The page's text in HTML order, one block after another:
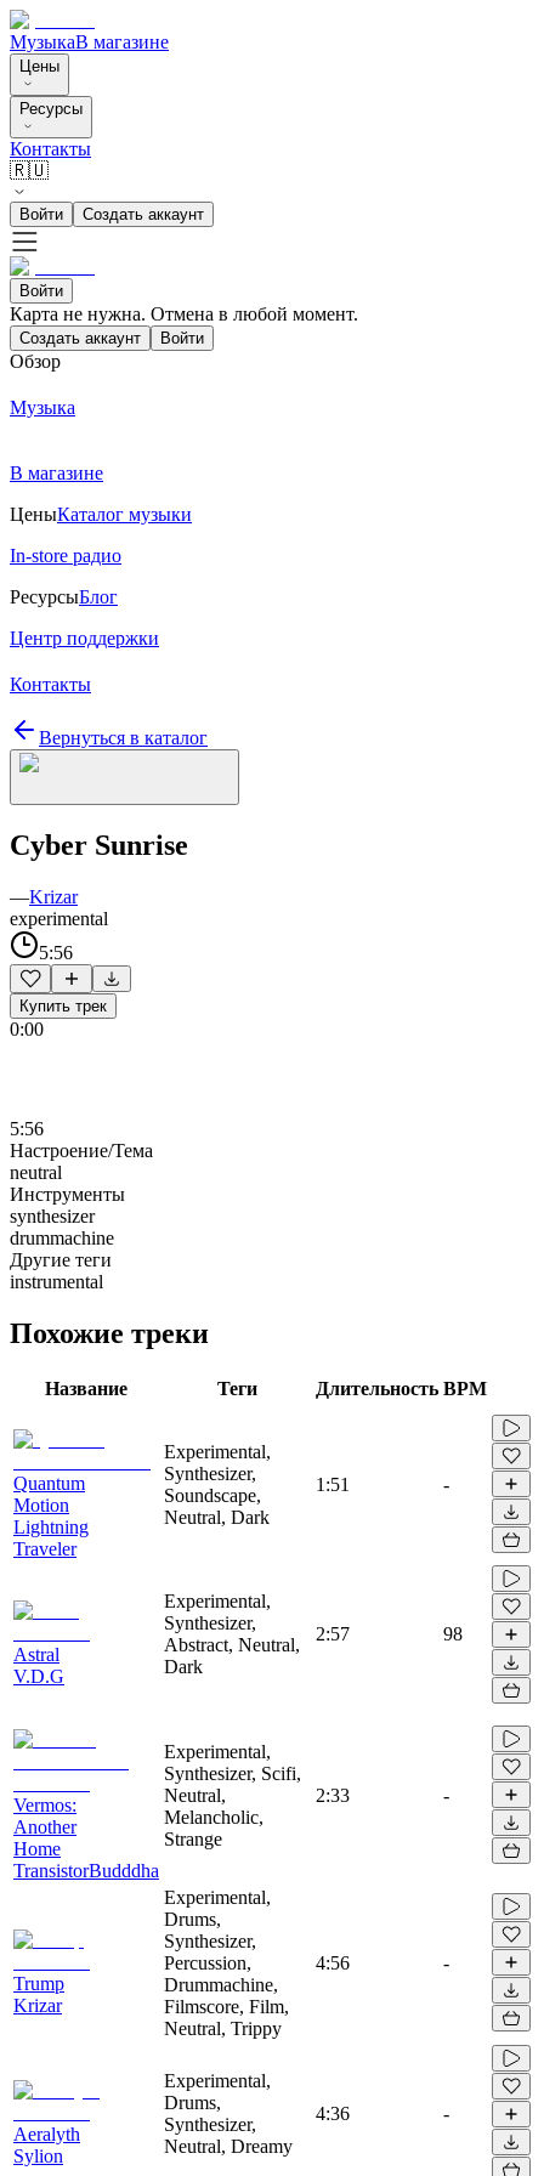
МузыкаВ магазине
Цены
Ресурсы
Контакты
🇷🇺
Войти Создать аккаунт
Войти
Карта не нужна. Отмена в любой момент.
Создать аккаунт Войти
Обзор
Музыка
В магазине
ЦеныКаталог музыки
In-store радио
РесурсыБлог
Центр поддержки
Контакты
Вернуться в каталог
Cyber Sunrise
—Krizar
experimental
5:56
Купить трек
0:00
5:56
Настроение/Тема
neutral
Инструменты
synthesizer
drummachine
Другие теги
instrumental
Похожие треки
Название Теги Длительность BPM
Quantum
Motion
Lightning
Traveler
Experimental,
Synthesizer,
Soundscape,
Neutral, Dark
1:51 -
Astral
V.D.G
Experimental,
Synthesizer,
Abstract, Neutral,
Dark
2:57 98
Vermos:
Another
Home
TransistorBudddha
Experimental,
Synthesizer, Scifi,
Neutral,
Melancholic,
Strange
2:33 -
Trump
Krizar
Experimental,
Drums,
Synthesizer,
Percussion,
Drummachine,
Filmscore, Film,
Neutral, Trippy
4:56 -
Aeralyth
Sylion
Experimental,
Drums,
Synthesizer,
Neutral, Dreamy
4:36 -